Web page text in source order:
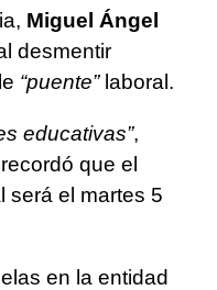
Miguel Ángel
desmentir
“puente”laboral.
educativas”,
que el
será el martes 5
en la entidad